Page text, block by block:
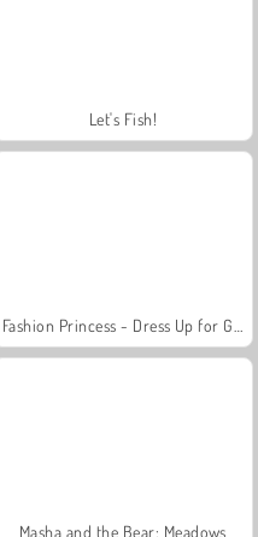
Let's Fish!
Masha and the Bear: Meadows